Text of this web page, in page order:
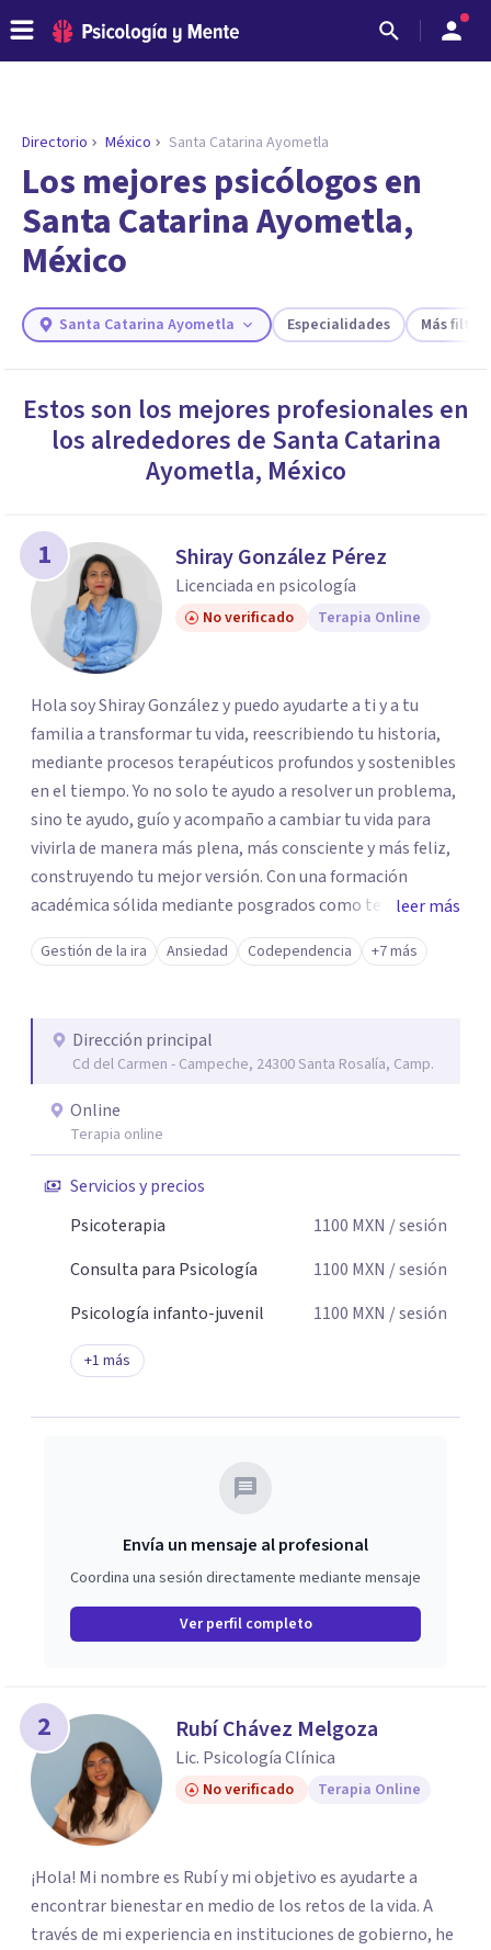
ENCONTRAR MI TERAPEUTA
¿Necesitas ayuda para encontrar el
psicólogo adecuado?
Responde a unas breves preguntas y te ofreceremos
los profesionales que más se ajustan a tus
Responder cuestionario
Directorio México Santa Catarina Ayometla
Los mejores psicólogos en
Santa Catarina Ayometla,
México
Santa Catarina Ayometla Especialidades Más filtros
Estos son los mejores profesionales en
los alrededores de Santa Catarina
Ayometla, México
1 Shiray González Pérez
Licenciada en psicología
No verificado Terapia Online
Hola soy Shiray González y puedo ayudarte a ti y a tu
familia a transformar tu vida, reescribiendo tu historia,
mediante procesos terapéuticos profundos y sostenibles
en el tiempo. Yo no solo te ayudo a resolver un problema,
sino te ayudo, guío y acompaño a cambiar tu vida para
vivirla de manera más plena, más consciente y más feliz,
construyendo tu mejor versión. Con una formación
académica sólida mediante posgrados como terapeuta
breve, familiar e infantil, así como con respaldo
profesional y experiencia clínica de más de 26 años y
auténtica y comunicación clara y directa para darte
seguridad emocional y una dirección firme de tu proceso
de cambio.
leer más
Gestión de la ira Ansiedad Codependencia +7 más
Dirección principal
Cd del Carmen - Campeche, 24300 Santa Rosalía, Camp.
Online
Terapia online
Servicios y precios
Psicoterapia
1100 MXN / sesión
Consulta para Psicología
1100 MXN / sesión
Psicología infanto-juvenil
1100 MXN / sesión
+1 más
Envía un mensaje al profesional
Coordina una sesión directamente mediante mensaje
Ver perfil completo
2 Rubí Chávez Melgoza
Lic. Psicología Clínica
No verificado Terapia Online
¡Hola! Mi nombre es Rubí y mi objetivo es ayudarte a
encontrar bienestar en medio de los retos de la vida. A
través de mi experiencia en instituciones de gobierno, he